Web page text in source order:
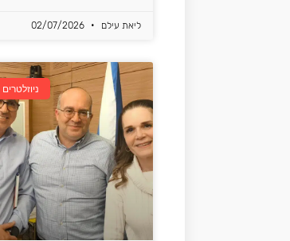
ליאת עילם
ניוזלטרים